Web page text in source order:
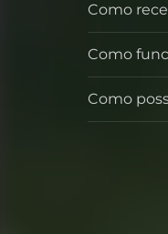
Como
Como
Como